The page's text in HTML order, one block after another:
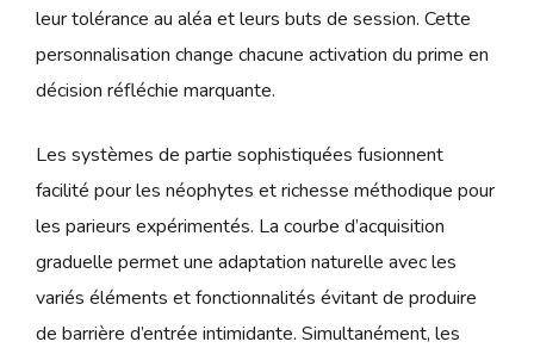
leur tolérance au aléa et leurs buts de session. Cette
personnalisation change chacune activation du prime en
décision réfléchie marquante.
Les systèmes de partie sophistiquées fusionnent
facilité pour les néophytes et richesse méthodique pour
les parieurs expérimentés. La courbe d’acquisition
graduelle permet une adaptation naturelle avec les
variés éléments et fonctionnalités évitant de produire
de barrière d’entrée intimidante. Simultanément, les